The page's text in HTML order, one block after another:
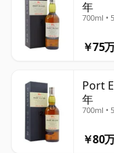
年
700ml •
￥75
Port
年
700ml •
￥80